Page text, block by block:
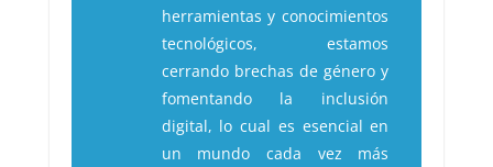
herramientas y conocimientos
tecnológicos, estamos
cerrando brechas de género y
fomentando la inclusión
digital, lo cual es esencial en
un mundo cada vez más